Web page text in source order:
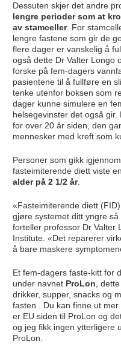
Dessuten skjer det andre
lengre perioder som at
av stamceller. For
lengre fastene som gir de
flere dager er vanskelig å
også dette Dr Valter Longo
forske på fem-dagers
pasientene til å fullføre en
tenke utenfor boksen som
dager kunne simulere en
helsegevinster det også
for over 20 år siden, den
mennesker med kreft som
Personer som gikk
fasteimiterende diett viste
alder på 2 1/2 år.
«Fasteimiterende diett
gjøre systemet ditt yngre
forteller professor Dr Valter
Institute. «Det reparerer
å bare maskere
Et fem-dagers faste-kitt for
under navnet ProLon,
drikker, supper, snacks og
fasten . Du kan finne ut
er EU siden til ProLon og
og jeg fikk ingen ytterligere
ProLon.